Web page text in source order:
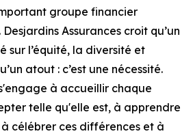
groupe financier
Assurances croit qu’un
sur l’équité, la diversité et
atout : c’est une nécessité.
à accueillir chaque
telle qu'elle est, à apprendre
célébrer ces différences et à